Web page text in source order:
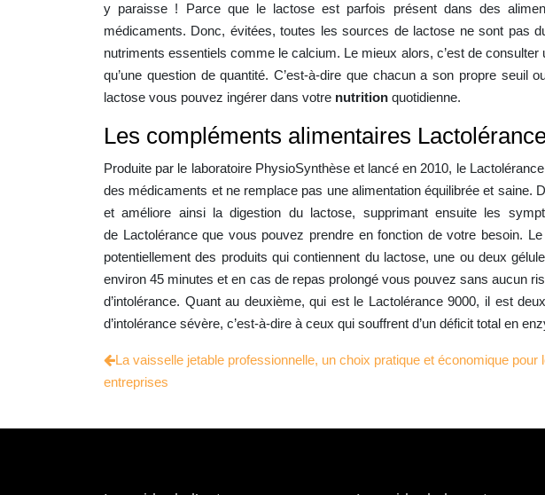
y paraisse ! Parce que le lactose est parfois présent dans des
médicaments. Donc, évitées, toutes les sources de lactose ne sont pas
nutriments essentiels comme le calcium. Le mieux alors, c’est de
qu’une question de quantité. C’est-à-dire que chacun a son propre
lactose vous pouvez ingérer dans votre nutrition quotidienne.
Les compléments alimentaires
Produite par le laboratoire PhysioSynthèse et lancé en 2010, le
des médicaments et ne remplace pas une alimentation équilibrée et saine.
et améliore ainsi la digestion du lactose, supprimant ensuite les
de Lactolérance que vous pouvez prendre en fonction de votre besoin.
potentiellement des produits qui contiennent du lactose, une ou deux
environ 45 minutes et en cas de repas prolongé vous pouvez sans aucun
d’intolérance. Quant au deuxième, qui est le Lactolérance 9000, il est
d’intolérance sévère, c’est-à-dire à ceux qui souffrent d’un déficit total en
La vaisselle jetable professionnelle, un choix pratique et économique pour
entreprises